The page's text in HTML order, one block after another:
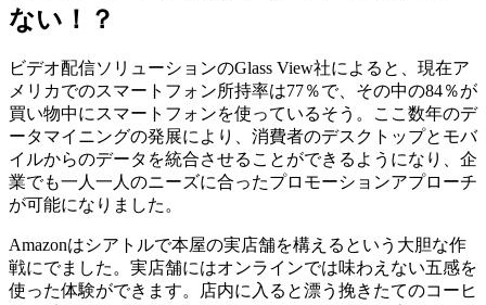
ない！？
ビデオ配信ソリューションのGlass View社によると、現在ア
メリカでのスマートフォン所持率は77％で、その中の84％が
買い物中にスマートフォンを使っているそう。ここ数年のデ
ータマイニングの発展により、消費者のデスクトップとモバ
イルからのデータを統合させることができるようになり、企
業でも一人一人のニーズに合ったプロモーションアプローチ
が可能になりました。
Amazonはシアトルで本屋の実店舗を構えるという大胆な作
戦にでました。実店舗にはオンラインでは味わえない五感を
使った体験ができます。店内に入ると漂う挽きたてのコーヒ